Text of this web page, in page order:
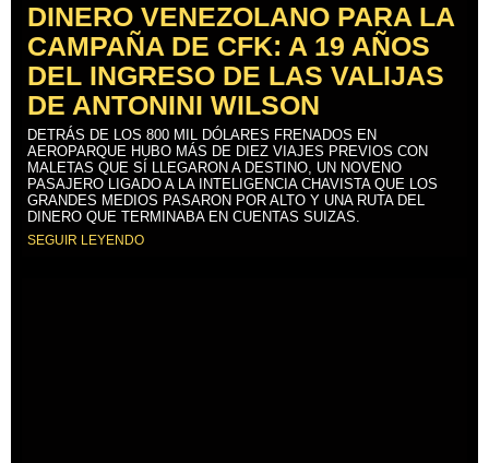
DINERO VENEZOLANO PARA LA
CAMPAÑA DE CFK: A 19 AÑOS
DEL INGRESO DE LAS VALIJAS
DE ANTONINI WILSON
DETRÁS DE LOS 800 MIL DÓLARES FRENADOS EN
AEROPARQUE HUBO MÁS DE DIEZ VIAJES PREVIOS CON
MALETAS QUE SÍ LLEGARON A DESTINO, UN NOVENO
PASAJERO LIGADO A LA INTELIGENCIA CHAVISTA QUE LOS
GRANDES MEDIOS PASARON POR ALTO Y UNA RUTA DEL
DINERO QUE TERMINABA EN CUENTAS SUIZAS.
SEGUIR LEYENDO